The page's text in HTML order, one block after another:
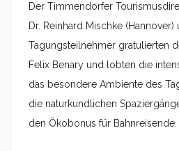
Der Timmendorfer
Dr. Reinhard Mischke (Hannover)
Tagungsteilnehmer gratulierten
Felix Benary und lobten die
das besondere Ambiente des
die naturkundlichen
den Ökobonus für Bahnreisende.